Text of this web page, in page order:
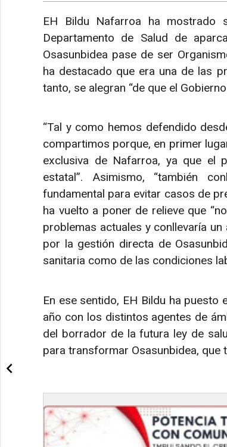
EH Bildu Nafarroa ha mostrado
Departamento de Salud de
Osasunbidea pase de ser
ha destacado que era una de las
tanto, se alegran “de que el
“Tal y como hemos defendido
compartimos porque, en primer
exclusiva de Nafarroa, ya que el
estatal”. Asimismo, “también
fundamental para evitar casos de
ha vuelto a poner de relieve que
problemas actuales y conllevaría un
por la gestión directa de
sanitaria como de las condiciones
En ese sentido, EH Bildu ha
año con los distintos agentes de
del borrador de la futura ley de
para transformar Osasunbidea,